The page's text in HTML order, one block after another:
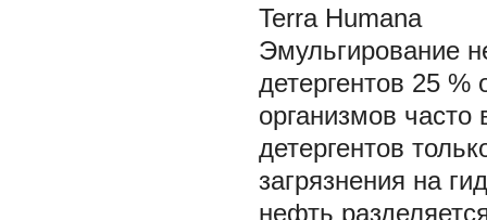
Terra Humana
Эмульгирование
детергентов 25
организмов
детергентов
загрязнения на
нефть